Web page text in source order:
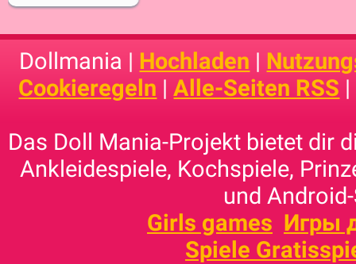
Dollmania | Hochladen |
Cookieregeln |Alle-Seiten RSS |
Das Doll Mania-Projekt bietet dir
Ankleidespiele, Kochspiele,
und
Girls games Игры
Spiele